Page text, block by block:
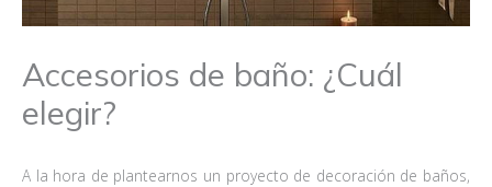
Accesorios de baño: ¿Cuál
elegir?
A la hora de plantearnos un proyecto de decoración de baños,